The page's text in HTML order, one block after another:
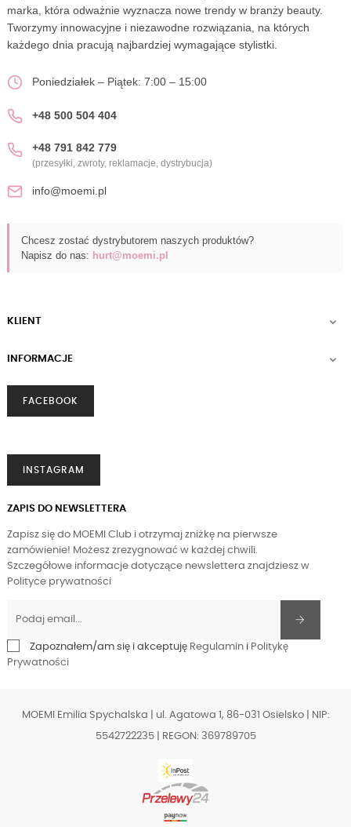
marka, która odważnie wyznacza nowe trendy w branży beauty.
Tworzymy innowacyjne i niezawodne rozwiązania, na których
każdego dnia pracują najbardziej wymagające stylistki.
Poniedziałek – Piątek: 7:00 – 15:00
+48 500 504 404
+48 791 842 779
(przesyłki, zwroty, reklamacje, dystrybucja)
info@moemi.pl
Chcesz zostać dystrybutorem naszych produktów?
Napisz do nas: hurt@moemi.pl
KLIENT 
INFORMACJE 
FACEBOOK
INSTAGRAM
ZAPIS DO NEWSLETTERA
Zapisz się do MOEMI Club i otrzymaj zniżkę na pierwsze
zamówienie! Możesz zrezygnować w każdej chwili.
Szczegółowe informacje dotyczące newslettera znajdziesz w
Polityce prywatności
Zapoznałem/am się i akceptuję Regulamin i Politykę
Prywatności
MOEMI Emilia Spychalska | ul. Agatowa 1, 86-031 Osielsko | NIP:
5542722235 | REGON: 369789705